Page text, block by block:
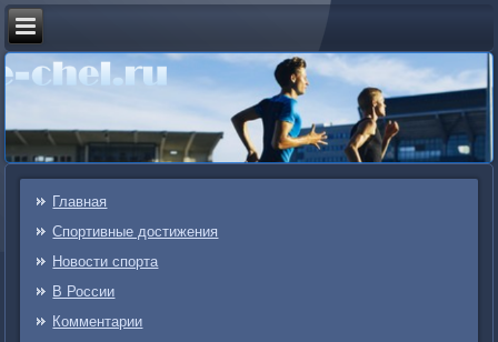
Главная
Спортивные достижения
Новости спорта
В России
Комментарии